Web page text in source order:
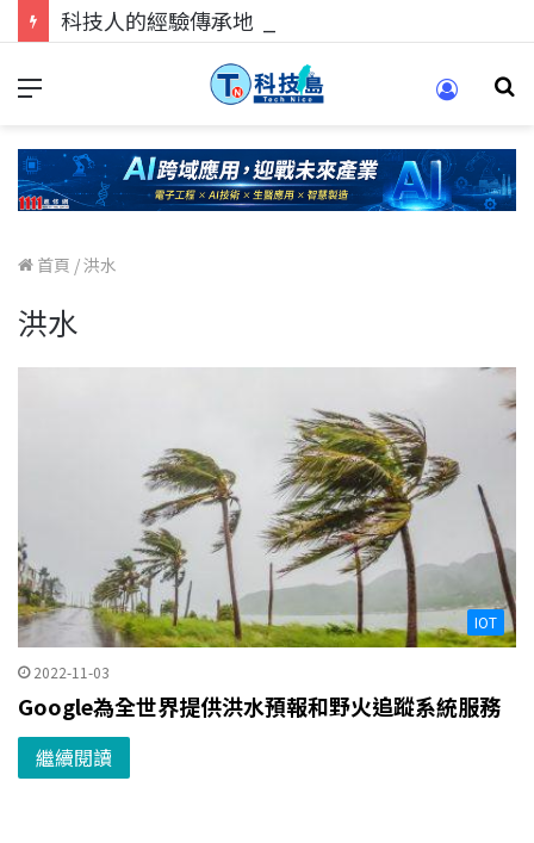
首頁 /洪水
洪水
IOT
2022-11-03
Google為全世界提供洪水預報和野火追蹤系統服務
繼續閱讀